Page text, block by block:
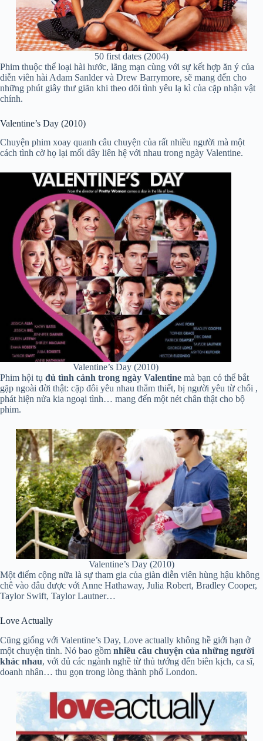
50 first dates (2004)
Phim thuộc thể loại hài hước, lãng mạn cùng với sự kết hợp ăn ý của
diễn viên hài Adam Sanlder và Drew Barrymore, sẽ mang đến cho
những phút giây thư giãn khi theo dõi tình yêu lạ kì của cặp nhận vật
chính.
Valentine’s Day (2010)
Chuyện phim xoay quanh câu chuyện của rất nhiều người mà một
cách tình cờ họ lại mối dây liên hệ với nhau trong ngày Valentine.
Valentine’s Day (2010)
Phim hội tụ đủ tình cảnh trong ngày Valentine mà bạn có thể bắt
gặp ngoài đời thật: cặp đôi yêu nhau thắm thiết, bị người yêu từ chối ,
phát hiện nửa kia ngoại tình… mang đến một nét chân thật cho bộ
phim.
Valentine’s Day (2010)
Một điểm cộng nữa là sự tham gia của giàn diễn viên hùng hậu không
chê vào đâu được với Anne Hathaway, Julia Robert, Bradley Cooper,
Taylor Swift, Taylor Lautner…
Love Actually
Cũng giống với Valentine’s Day, Love actually không hề giới hạn ở
một chuyện tình. Nó bao gồm nhiều câu chuyện của những người
khác nhau, với đủ các ngành nghề từ thủ tướng đến biên kịch, ca sĩ,
doanh nhân… thu gọn trong lòng thành phố London.